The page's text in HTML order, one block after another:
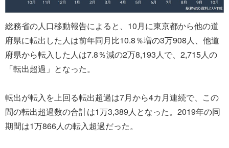
総務省の人口移動報告によると、10月に東京都から他の道
府県に転出した人は前年同月比10.8％増の3万908人、他道
府県から転入した人は7.8％減の2万8,193人で、2,715人の
「転出超過」となった。
転出が転入を上回る転出超過は7月から4カ月連続で、この
間の転出超過数の合計は1万3,389人となった。2019年の同
期間は1万866人の転入超過だった。